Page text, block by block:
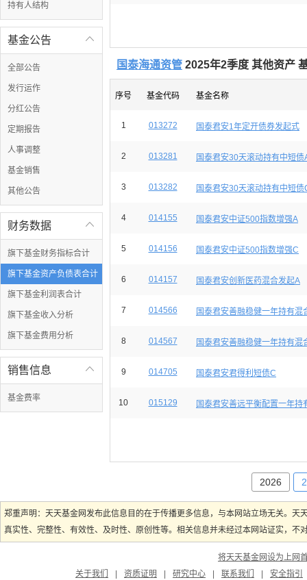
持有人结构

基金公告
全部公告
发行运作
分红公告
定期报告
人事调整
基金销售
其他公告

财务数据
旗下基金财务指标合计
旗下基金资产负债表合计
旗下基金利润表合计
旗下基金收入分析
旗下基金费用分析

销售信息
基金费率
国泰海通资管 2025年2季度 其他资产
序号 基金代码 基金名称
1 013272 国泰君安1年定开债券发起式
2 013281 国泰君安30天滚动持有中短债
3 013282 国泰君安30天滚动持有中短债
4 014155 国泰君安中证500指数增强A
5 014156 国泰君安中证500指数增强C
6 014157 国泰君安创新医药混合发起A
7 014566 国泰君安善融稳健一年持有混
8 014567 国泰君安善融稳健一年持有混
9 014705 国泰君安君得利短债C
10 015129 国泰君安善远平衡配置一年持
2026
郑重声明：天天基金网发布此信息目的在于传播更多信息，与本网站立场无关。
真实性、完整性、有效性、及时性、原创性等。相关信息并未经过本网站证实，
将天天基金网设为上网
关于我们
资质证明 研究中心 联系我们 安全指引